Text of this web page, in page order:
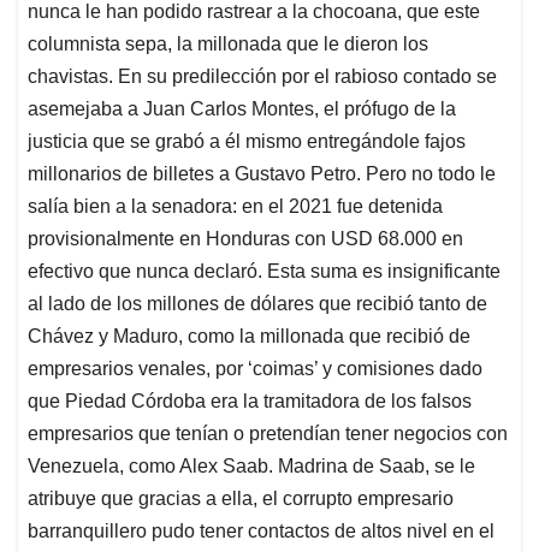
nunca le han podido rastrear a la chocoana, que este
columnista sepa, la millonada que le dieron los
chavistas. En su predilección por el rabioso contado se
asemejaba a Juan Carlos Montes, el prófugo de la
justicia que se grabó a él mismo entregándole fajos
millonarios de billetes a Gustavo Petro. Pero no todo le
salía bien a la senadora: en el 2021 fue detenida
provisionalmente en Honduras con USD 68.000 en
efectivo que nunca declaró. Esta suma es insignificante
al lado de los millones de dólares que recibió tanto de
Chávez y Maduro, como la millonada que recibió de
empresarios venales, por ‘coimas’ y comisiones dado
que Piedad Córdoba era la tramitadora de los falsos
empresarios que tenían o pretendían tener negocios con
Venezuela, como Alex Saab. Madrina de Saab, se le
atribuye que gracias a ella, el corrupto empresario
barranquillero pudo tener contactos de altos nivel en el